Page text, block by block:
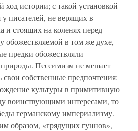
истории; с такой установкой
у писателей, не верящих в
и стоящих на коленях перед
обожествляемой в том же духе,
предки обожествляли
Пессимизм не мешает
собственные предпочтения:
культуры в примитивную
воинствующими интересами, то
германскому империализму.
образом, «грядущих гуннов»,